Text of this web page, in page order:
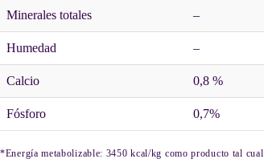
Minerales totales –
Humedad –
Calcio 0,8 %
Fósforo 0,7%
*Energía metabolizable: 3450 kcal/kg como producto tal